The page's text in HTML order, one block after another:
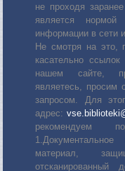
не проходя
является
информации в сети
Не смотря на это,
касательно
нашем сайте,
являетесь, просим
запросом. Для
адрес:
рекомендуем
материал,